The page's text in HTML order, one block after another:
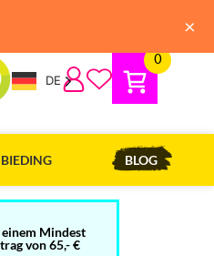
DE
0
BLOG
einem Mindest
von 65,- €
×